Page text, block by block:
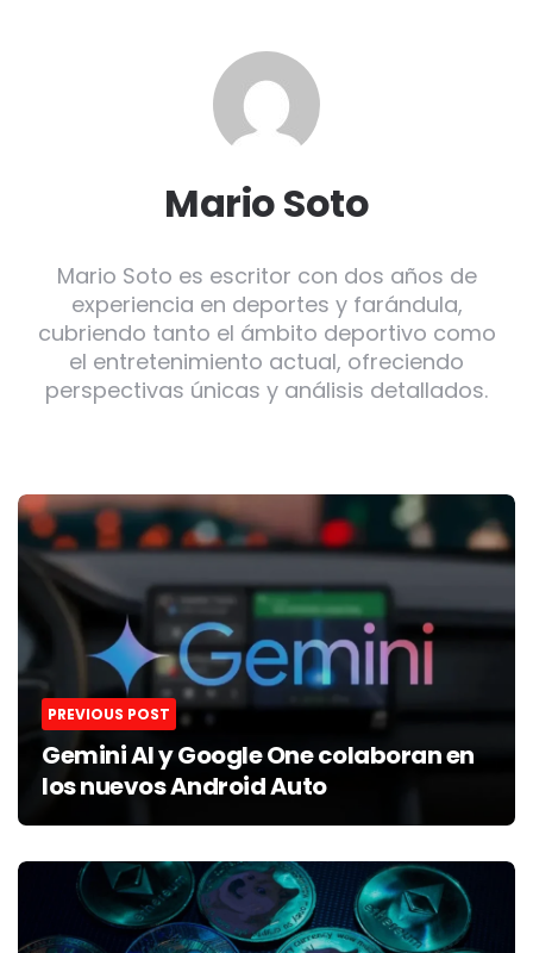
Mario Soto
Mario Soto es escritor con dos años de
experiencia en deportes y farándula,
cubriendo tanto el ámbito deportivo como
el entretenimiento actual, ofreciendo
perspectivas únicas y análisis detallados.
Post
navigation
PREVIOUS POST
Gemini AI y Google One colaboran en
los nuevos Android Auto